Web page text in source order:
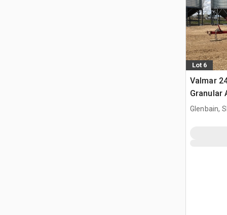
Lot 6
Valmar
Granular
Glenbain,